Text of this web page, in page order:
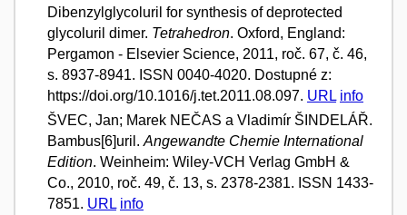
Dibenzylglycoluril for synthesis of deprotected
glycoluril dimer. Tetrahedron. Oxford, England:
Pergamon - Elsevier Science, 2011, roč. 67, č. 46,
s. 8937-8941. ISSN 0040-4020. Dostupné z:
https://doi.org/10.1016/j.tet.2011.08.097. URL info
ŠVEC, Jan; Marek NEČAS a Vladimír ŠINDELÁŘ.
Bambus[6]uril. Angewandte Chemie International
Edition. Weinheim: Wiley-VCH Verlag GmbH &
Co., 2010, roč. 49, č. 13, s. 2378-2381. ISSN 1433-
7851. URL info